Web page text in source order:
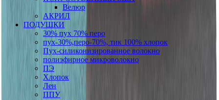
Велюр
АКРИЛ
ПОДУШКИ
30% пух 70% перо
пух-30%,перо-70%, тик 100% хлопок
Пух-силиконизированное волокно
полиэфирное микроволокно
ПЭ
Хлопок
Лен
ППУ